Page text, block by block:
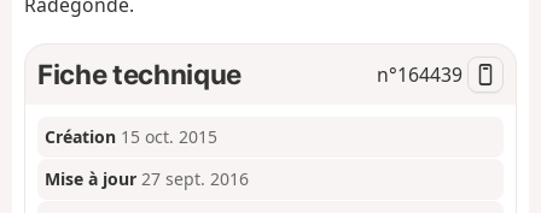
Fiche technique n°164439
Création 15 oct. 2015
Mise à jour 27 sept. 2016